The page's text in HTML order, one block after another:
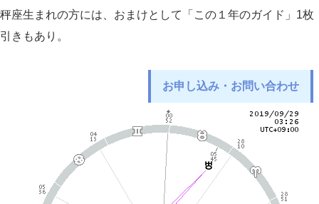
秤座生まれの方には、おまけとして「この１年のガイド」1枚
引きもあり。
お申し込み・お問い合わせ